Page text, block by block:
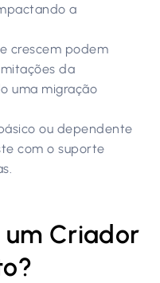
a
crescem podem
da
uma migração
ou dependente
com o suporte
um Criador